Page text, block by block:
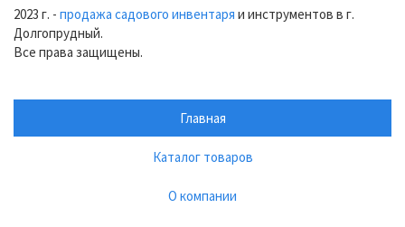
2023 г. - продажа садового инвентаря и инструментов в г.
Долгопрудный.
Все права защищены.
Главная
Каталог товаров
О компании